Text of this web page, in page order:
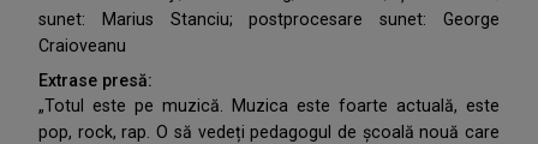
sunet: Marius Stanciu; postprocesare sunet: George
Craioveanu
Extrase presă:
„Totul este pe muzică. Muzica este foarte actuală, este
pop, rock, rap. O să vedeți pedagogul de școală nouă care